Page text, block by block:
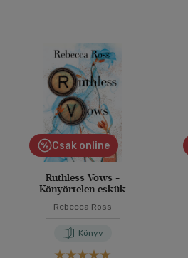
Csak online
Ruthless Vows -
Könyörtelen eskük
Rebecca Ross
Könyv